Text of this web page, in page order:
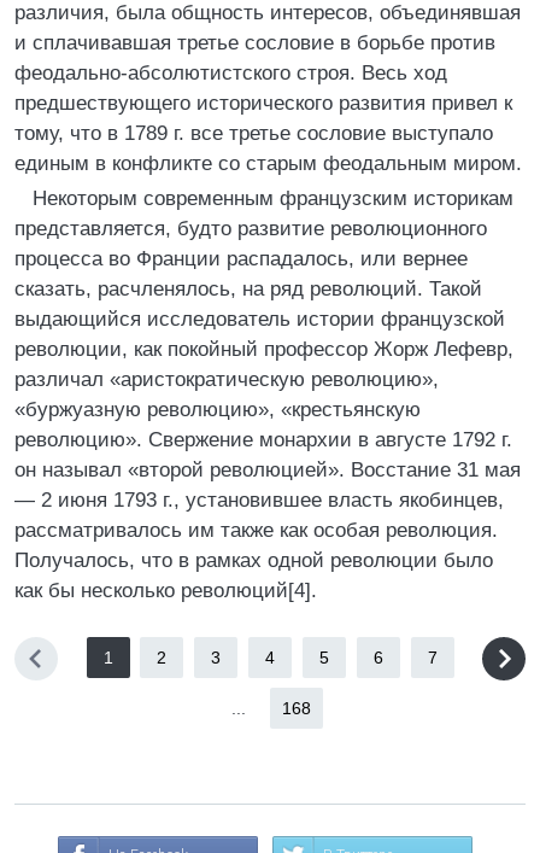
различия, была общность интересов, объединявшая
и сплачивавшая третье сословие в борьбе против
феодально-абсолютистского строя. Весь ход
предшествующего исторического развития привел к
тому, что в 1789 г. все третье сословие выступало
единым в конфликте со старым феодальным миром.
Некоторым современным французским историкам
представляется, будто развитие революционного
процесса во Франции распадалось, или вернее
сказать, расчленялось, на ряд революций. Такой
выдающийся исследователь истории французской
революции, как покойный профессор Жорж Лефевр,
различал «аристократическую революцию»,
«буржуазную революцию», «крестьянскую
революцию». Свержение монархии в августе 1792 г.
он называл «второй революцией». Восстание 31 мая
— 2 июня 1793 г., установившее власть якобинцев,
рассматривалось им также как особая революция.
Получалось, что в рамках одной революции было
как бы несколько революций[4].
1 2 3 4 5 6 7
168